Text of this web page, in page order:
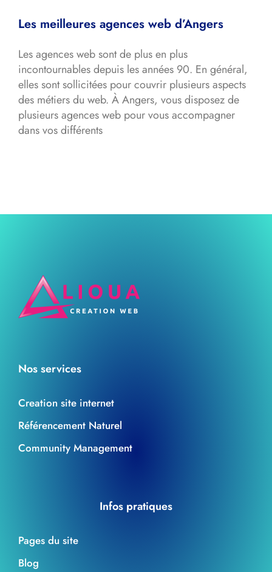
Les meilleures agences web d’Angers
Les agences web sont de plus en plus
incontournables depuis les années 90. En général,
elles sont sollicitées pour couvrir plusieurs aspects
des métiers du web. À Angers, vous disposez de
plusieurs agences web pour vous accompagner
dans vos différents
Nos services
Creation site internet
Référencement Naturel
Community Management
Infos pratiques
Pages du site
Blog